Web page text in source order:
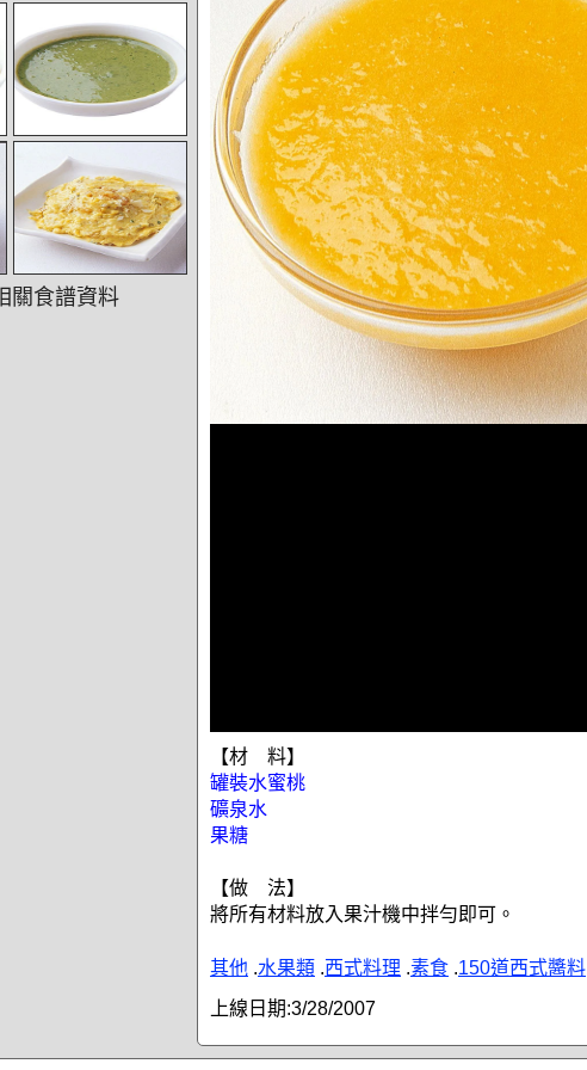
【材 料】
罐裝水蜜桃
礦泉水
果糖
【做 法】
將所有材料放入果汁機中拌勻即可。
其他 .水果類 .西式料理 .素食 .150道西式醬料
上線日期:3/28/2007
關食譜資料